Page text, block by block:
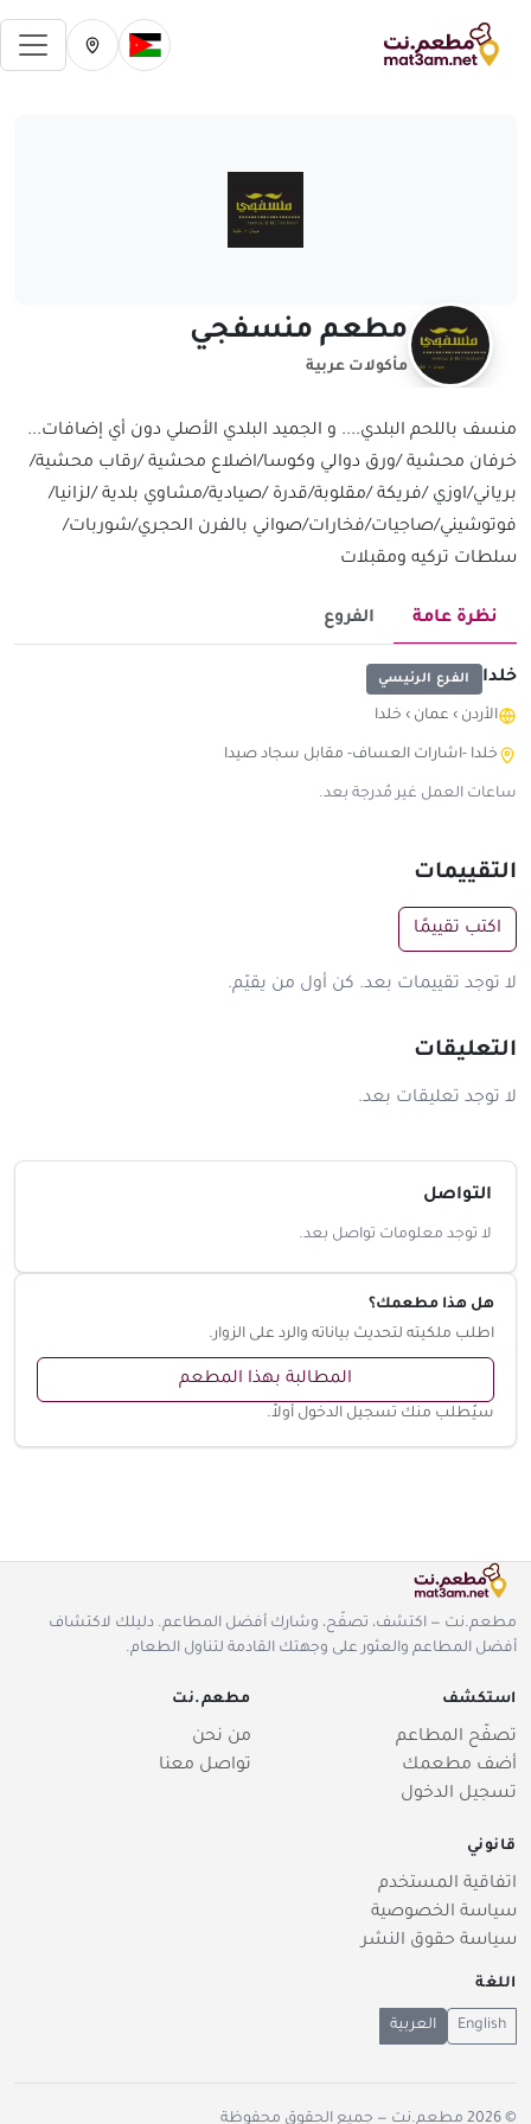
تغيير الدولة الحالية
تغيير المدينة
مطعم منسفجي
مأكولات عربية
منسف باللحم البلدي.... و الجميد البلدي الأصلي دون أي إضافات...
خرفان محشية /ورق دوالي وكوسا/اضلاع محشية /رقاب محشية/
برياني/اوزي /فريكة /مقلوبة/قدرة /صيادية/مشاوي بلدية /لزانيا/
فوتوشيني/صاجيات/فخارات/صواني بالفرن الحجري/شوربات/
سلطات تركيه ومقبلات
نظرة عامة الفروع
خلدا الفرع الرئيسي
الأردن › عمان › خلدا
خلدا -اشارات العساف- مقابل سجاد صيدا
ساعات العمل غير مُدرجة بعد.
التقييمات
اكتب تقييمًا
لا توجد تقييمات بعد. كن أول من يقيّم.
التعليقات
لا توجد تعليقات بعد.
التواصل
لا توجد معلومات تواصل بعد.
هل هذا مطعمك؟
اطلب ملكيته لتحديث بياناته والرد على الزوار.
المطالبة بهذا المطعم
سيُطلب منك تسجيل الدخول أولاً.
مطعم.نت — اكتشف، تصفّح، وشارك أفضل المطاعم. دليلك لاكتشاف
أفضل المطاعم والعثور على وجهتك القادمة لتناول الطعام.
استكشف
تصفّح المطاعم
أضف مطعمك
تسجيل الدخول
مطعم.نت
من نحن
تواصل معنا
قانوني
اتفاقية المستخدم
سياسة الخصوصية
سياسة حقوق النشر
اللغة
English العربية
© 2026 مطعم.نت — جميع الحقوق محفوظة